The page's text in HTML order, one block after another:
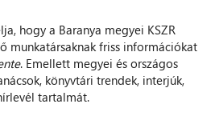
hogy a Baranya megyei KSZR
munkatársaknak friss információkat
. Emellett megyei és országos
könyvtári trendek, interjúk,
tartalmát.